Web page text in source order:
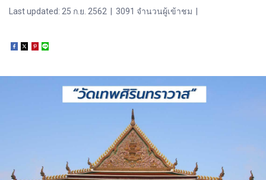
Last updated: 25 ก.ย. 2562 3091 จำนวนผู้เข้าชม